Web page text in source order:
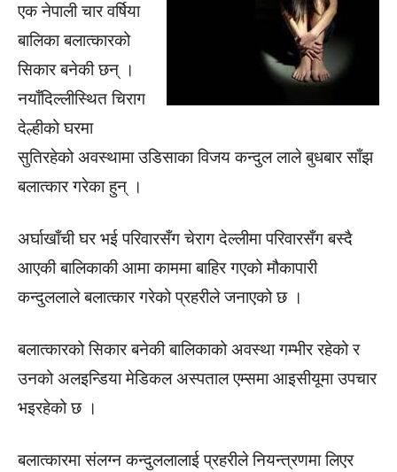
एक नेपाली चार वर्षिया
बालिका बलात्कारको
सिकार बनेकी छन् ।
नयाँदिल्लीस्थित चिराग
देल्हीको घरमा
सुतिरहेको अवस्थामा उडिसाका विजय कन्दुल लाले बुधबार साँझ
बलात्कार गरेका हुन् ।
अर्घाखाँची घर भई परिवारसँग चेराग देल्लीमा परिवारसँग बस्दै
आएकी बालिकाकी आमा काममा बाहिर गएको मौकापारी
कन्दुललाले बलात्कार गरेको प्रहरीले जनाएको छ ।
बलात्कारको सिकार बनेकी बालिकाको अवस्था गम्भीर रहेको र
उनको अलइन्डिया मेडिकल अस्पताल एम्समा आइसीयूमा उपचार
भइरहेको छ ।
बलात्कारमा संलग्न कन्दुललालाई प्रहरीले नियन्त्रणमा लिएर